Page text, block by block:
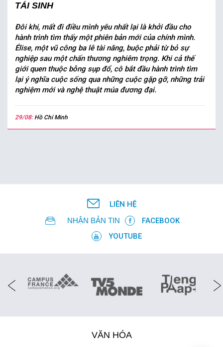
TÁI SINH
Đôi khi, mất đi điều mình yêu nhất lại là khởi đầu cho
hành trình tìm thấy một phiên bản mới của chính mình.
Élise, một vũ công ba lê tài năng, buộc phải từ bỏ sự
nghiệp sau một chấn thương nghiêm trọng. Khi cả thế
giới quen thuộc bỗng sụp đổ, cô bắt đầu hành trình tìm
lại ý nghĩa cuộc sống qua những cuộc gặp gỡ, những trải
nghiệm mới và nghệ thuật múa đương đại.
29/08: Hồ Chí Minh
LIÊN HỆ
NHẬN BẢN TIN
FACEBOOK
YOUTUBE
VĂN HÓA